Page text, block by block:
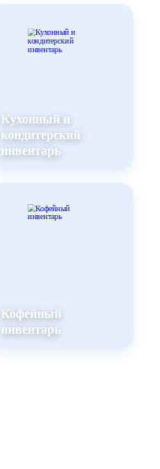
Кухонный и
кондитерский
инвентарь
Кофейный
инвентарь